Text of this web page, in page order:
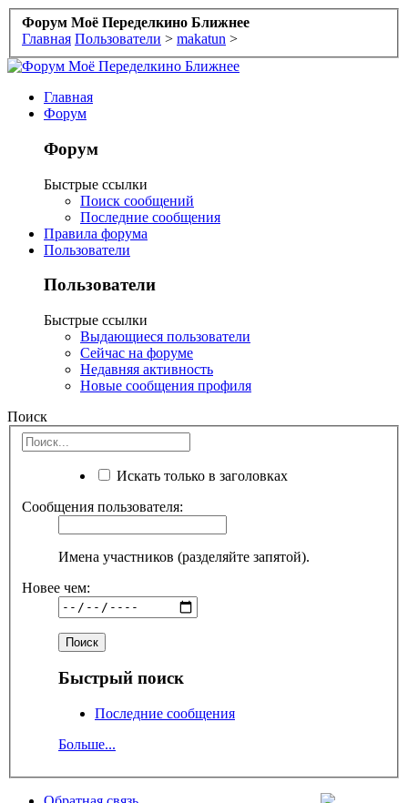
Форум Моё Переделкино Ближнее
Главная Пользователи > makatun >
Главная
Форум
Форум
Быстрые ссылки
Поиск сообщений
Последние сообщения
Правила форума
Пользователи
Пользователи
Быстрые ссылки
Выдающиеся пользователи
Сейчас на форуме
Недавняя активность
Новые сообщения профиля
Поиск
Искать только в заголовках
Сообщения пользователя:
Имена участников (разделяйте запятой).
Новее чем:
Быстрый поиск
Последние сообщения
Больше...